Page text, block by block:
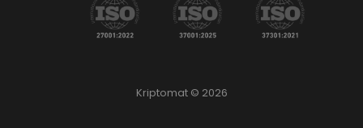
Kriptomat © 2026